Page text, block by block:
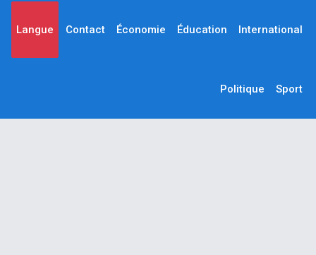
Langue Contact Économie Éducation International
Politique Sport